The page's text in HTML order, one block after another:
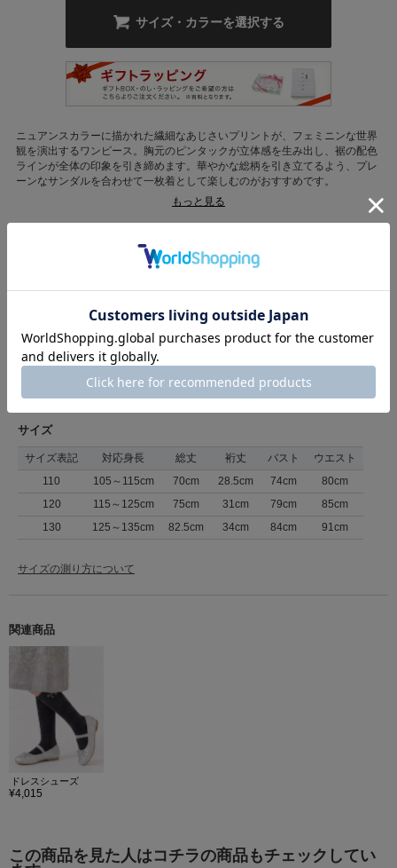
サイズ・カラーを選択する
ニュアンスカラーに描かれた繊細なあじさいプリントが、フェミニンな世界
観を演出するワンピース。胸元のピンタックが立体感を生み出し、裾の配色
ラインが全体の印象を引き締めます。華やかな総柄を引き立てるよう、プレ
ーンなサンダルを合わせて一枚着として楽しむのがおすすめです。
※画像と柄の位置が異なる場合がございます、ご了承下さい。
もっと見る
ワンピース
中国
商品コード 05120631
（店舗でお問い合わせの際には、上記品番をお伝え下さい。）
サイズ
サイズ表記 対応身長 総丈 裄丈 バスト
ウエスト
110
105～115cm 70cm 28.5cm 74cm
80cm
120
115～125cm 75cm 31cm 79cm
85cm
130
125～135cm 82.5cm 34cm 84cm 91cm
サイズの測り方について
関連商品
ドレスシューズ
¥4,015
この商品を見た人はコチラの商品もチェックしてい